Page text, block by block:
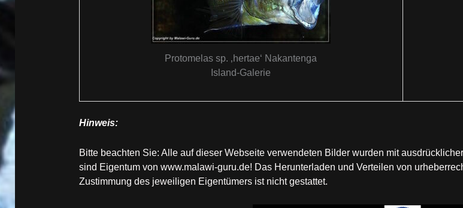
Protomelas sp. ‚hertae‘ Nakantenga
Island-Galerie
Hinweis:
Bitte beachten Sie: Alle auf dieser Webseite verwendeten Bilder wurden mit
sind Eigentum von www.malawi-guru.de! Das Herunterladen und Verteilen von
Zustimmung des jeweiligen Eigentümers ist nicht gestattet.